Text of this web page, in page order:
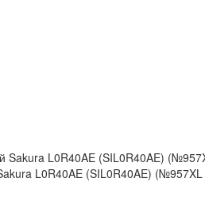
L0R40AE (SIL0R40AE)